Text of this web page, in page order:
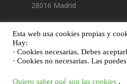
28016 Madrid
Esta web usa cookies propias y
Hay:
· Cookies necesarias. Debes
· Cookies no necesarias. Las
Quiero saber qué son las cookies .